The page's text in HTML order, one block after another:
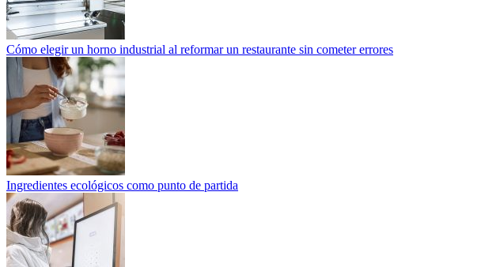
Cómo elegir un horno industrial al reformar un restaurante sin cometer errores
Ingredientes ecológicos como punto de partida